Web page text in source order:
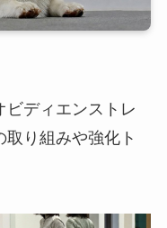
ビディエンストレ
り組みや強化ト